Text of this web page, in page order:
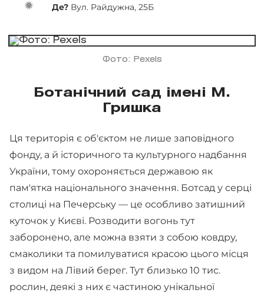
Де? Вул. Райдужна, 25Б
Фото: Pexels
Ботанічний сад імені М.
Гришка
Ця територія є об'єктом не лише заповідного
фонду, а й історичного та культурного надбання
України, тому охороняється державою як
пам'ятка національного значення. Ботсад у серці
столиці на Печерську — це особливо затишний
куточок у Києві. Розводити вогонь тут
заборонено, але можна взяти з собою ковдру,
смаколики та помилуватися красою цього місця
з видом на Лівий берег. Тут близько 10 тис.
рослин, деякі з них є частиною унікальної